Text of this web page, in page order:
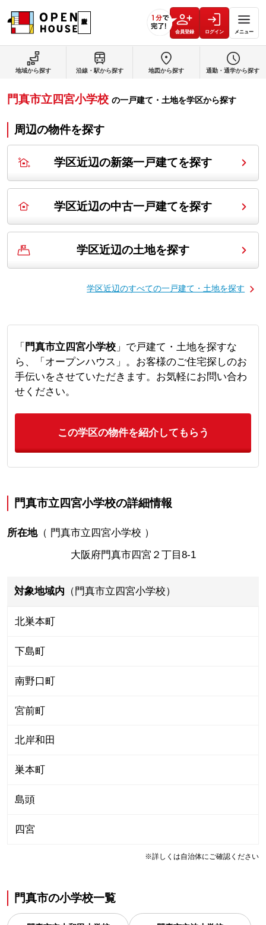
会員登録 ログイン メニュー
地域から探す 沿線・駅から探す 地図から探す 通勤・通学から探す
門真市立四宮小学校 の一戸建て・土地を学区から探す
周辺の物件を探す
学区近辺の新築一戸建てを探す
学区近辺の中古一戸建てを探す
学区近辺の土地を探す
学区近辺のすべての一戸建て・土地を探す
「 門真市立四宮小学校」で戸建て・土地を探すな
ら、「オープンハウス」。お客様のご住宅探しのお
手伝いをさせていただきます。お気軽にお問い合わ
せください。
この学区の物件を紹介してもらう
門真市立四宮小学校の詳細情報
所在地（ 門真市立四宮小学校 ）
大阪府門真市四宮２丁目8-1
対象地域内 （門真市立四宮小学校）
北巣本町
下島町
南野口町
宮前町
北岸和田
巣本町
島頭
四宮
※詳しくは自治体にご確認ください
門真市の小学校一覧